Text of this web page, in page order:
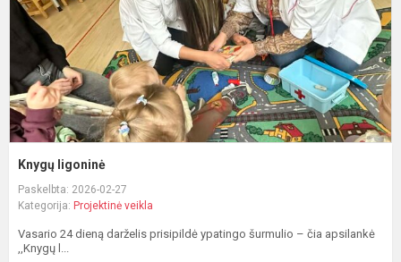
Knygų ligoninė
Paskelbta: 2026-02-27
Kategorija: Projektinė veikla
Vasario 24 dieną darželis prisipildė ypatingo šurmulio – čia apsilankė
,,Knygų l...